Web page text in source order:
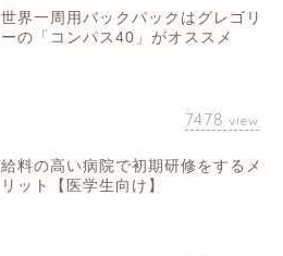
世界一周用バックパックはグレゴリ
ーの「コンパス40」がオススメ
7478 view
給料の高い病院で初期研修をするメ
リット【医学生向け】